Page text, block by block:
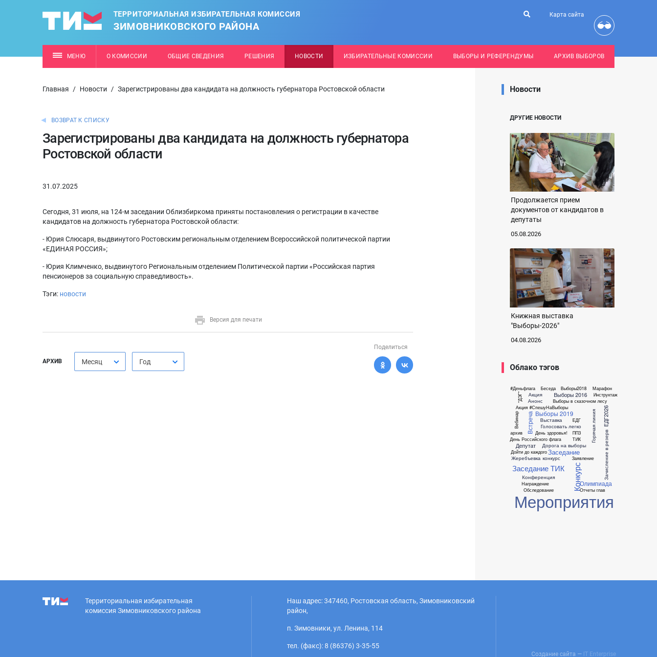
ТЕРРИТОРИАЛЬНАЯ ИЗБИРАТЕЛЬНАЯ КОМИССИЯ
ЗИМОВНИКОВСКОГО РАЙОНА
Карта сайта
МЕНЮ О КОМИССИИ ОБЩИЕ СВЕДЕНИЯ РЕШЕНИЯ НОВОСТИ ИЗБИРАТЕЛЬНЫЕ КОМИССИИ ВЫБОРЫ И РЕФЕРЕНДУМЫ АРХИВ ВЫБОРОВ
Главная / Новости / Зарегистрированы два кандидата на должность губернатора Ростовской области
ВОЗВРАТ К СПИСКУ
Зарегистрированы два кандидата на должность губернатора
Ростовской области
31.07.2025
Сегодня, 31 июля, на 124-м заседании Облизбиркома приняты постановления о регистрации в качестве
кандидатов на должность губернатора Ростовской области:
- Юрия Слюсаря, выдвинутого Ростовским региональным отделением Всероссийской политической партии
«ЕДИНАЯ РОССИЯ»;
- Юрия Климченко, выдвинутого Региональным отделением Политической партии «Российская партия
пенсионеров за социальную справедливость».
Тэги: новости
Версия для печати
АРХИВ Месяц Год
Поделиться
Новости
ДРУГИЕ НОВОСТИ
Продолжается прием
документов от кандидатов в
депутаты
05.08.2026
Книжная выставка
"Выборы-2026"
04.08.2026
Облако тэгов
#Деньфлага
"ДЭГ" Акция
Акция #СпешуНаВыборы
Анонс
Беседа
Вебинар Встреча
Выборы 2016
Выборы 2019
Выборы в сказочном лесу
Выборы2018
Выставка
Голосовать легко
Горячая линия
День Российского флага
День здоровья!
Депутат
Дойти до каждого
Дорога на выборы
ЕДГ ЕДГ2026
Жеребъевка
Заседание
Заседание ТИК Зачисление в резерв
Заявление
Инструктаж
Конкурс
Конференция
Марафон
Мероприятия
Награждение
Обследование
Олимпиада
Отчеты глав
ППЗ
ТИК
архив
конкурс
Территориальная избирательная
комиссия Зимовниковского района
Наш адрес: 347460, Ростовская область, Зимовниковский
район,
п. Зимовники, ул. Ленина, 114
тел. (факс): 8 (86376) 3-35-55
Создание сайта — IT Enterprise